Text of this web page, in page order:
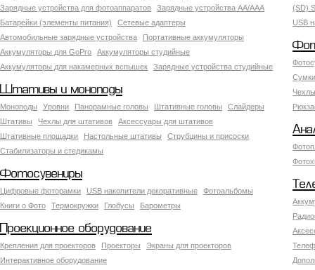
Зарядные устройства для фотоаппаратов
Зарядные устройства AA/AAA
Батарейки (элементы питания)
Сетевые адаптеры
Автомобильные зарядные устройства
Портативные аккумуляторы
Аккумуляторы для GoPro
Аккумуляторы студийные
Аккумуляторы для накамерных вспышек
Зарядные устройства студийные
(SD)
USB
Штативы и моноподы
Моноподы Уровни Панорамные головы Штативные головы
Слайдеры
Штативы
Чехлы для штативов
Аксессуары для штативов
Штативные площадки
Настольные штативы
Струбцины и присоски
Стабилизаторы и стедикамы
Фотосувениры
Цифровые фоторамки USB накопители декоративные
Фотоальбомы
Книги о Фото
Термокружки Глобусы Барометры
Проекционное оборудование
Крепления для проекторов Проекторы
Экраны для проекторов
Интерактивное оборудование